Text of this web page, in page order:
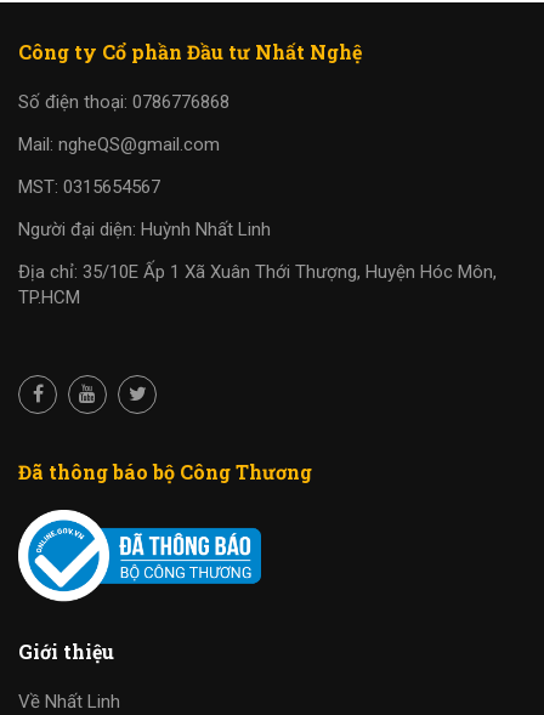
Công ty Cổ phần Đầu tư Nhất Nghệ
Số điện thoại: 0786776868
Mail: ngheQS@gmail.com
MST: 0315654567
Người đại diện: Huỳnh Nhất Linh
Địa chỉ: 35/10E Ấp 1 Xã Xuân Thới Thượng, Huyện Hóc Môn,
TP.HCM
Đã thông báo bộ Công Thương
Giới thiệu
Về Nhất Linh